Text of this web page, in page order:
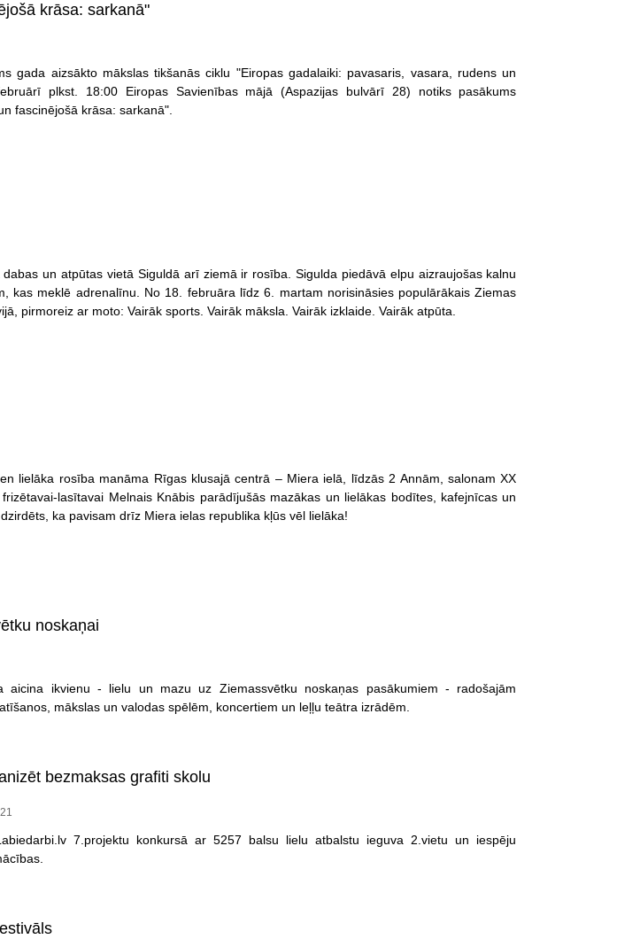
krāsa: sarkanā"
gada aizsākto mākslas tikšanās ciklu "Eiropas gadalaiki: pavasaris, vasara, rudens un
plkst. 18:00 Eiropas Savienības mājā (Aspazijas bulvārī 28) notiks pasākums
fascinējošā krāsa: sarkanā".
dabas un atpūtas vietā Siguldā arī ziemā ir rosība. Sigulda piedāvā elpu aizraujošas kalnu
kas meklē adrenalīnu. No 18. februāra līdz 6. martam norisināsies populārākais Ziemas
pirmoreiz ar moto: Vairāk sports. Vairāk māksla. Vairāk izklaide. Vairāk atpūta.
lielāka rosība manāma Rīgas klusajā centrā – Miera ielā, līdzās 2 Annām, salonam XX
lasītavai Melnais Knābis parādījušās mazākas un lielākas bodītes, kafejnīcas un
ka pavisam drīz Miera ielas republika kļūs vēl lielāka!
noskaņai
aicina ikvienu - lielu un mazu uz Ziemassvētku noskaņas pasākumiem - radošajām
mākslas un valodas spēlēm, koncertiem un leļļu teātra izrādēm.
bezmaksas grafiti skolu
7.projektu konkursā ar 5257 balsu lielu atbalstu ieguva 2.vietu un iespēju